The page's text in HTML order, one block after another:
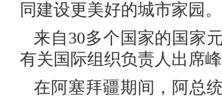
同建设更美好的城市家园。
来自30多个国家的国家
有关国际组织负责人出席
在阿塞拜疆期间，阿总